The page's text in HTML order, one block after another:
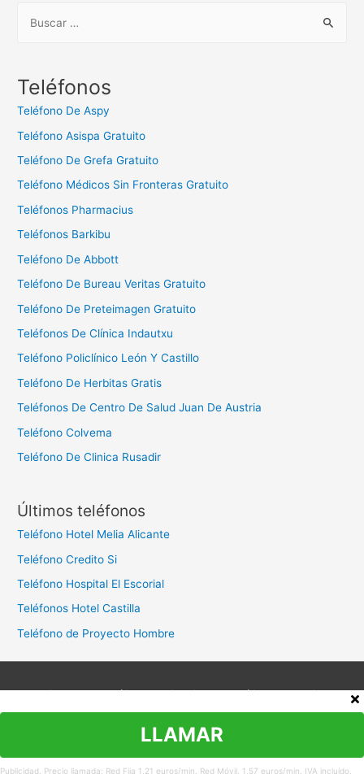
c
:
Teléfonos
Teléfono De Aspy
Teléfono Asispa Gratuito
Teléfono De Grefa Gratuito
Teléfono Médicos Sin Fronteras Gratuito
Teléfonos Pharmacius
Teléfonos Barkibu
Teléfono De Abbott
Teléfono De Bureau Veritas Gratuito
Teléfono De Preteimagen Gratuito
Teléfonos De Clínica Indautxu
Teléfono Policlínico León Y Castillo
Teléfono De Herbitas Gratis
Teléfonos De Centro De Salud Juan De Austria
Teléfono Colvema
Teléfono De Clinica Rusadir
Últimos teléfonos
Teléfono Hotel Melia Alicante
Teléfono Credito Si
Teléfono Hospital El Escorial
Teléfonos Hotel Castilla
Teléfono de Proyecto Hombre
Aviso legal Política de privacidad
Política de cookies
Contacto
Copyright © 2026Teléfono Atención al Cliente
LLAMAR
Publicidad. Precio llamada: Red Fija 1,21 euros/min. Red Móvil. 1,57 euros/min. IVA incluido.